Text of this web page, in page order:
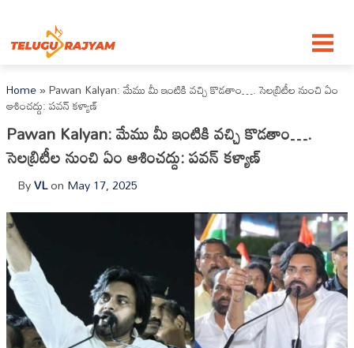
Home»Pawan Kalyan: మేము మీ ఇంటికి వచ్చి కొడతాం…. సెలబ్రిటీల నుంచి ఏం
ఆశించద్దు: పవన్ కళ్యాణ్
Pawan Kalyan: మేము మీ ఇంటికి వచ్చి కొడతాం….
సెలబ్రిటీల నుంచి ఏం ఆశించద్దు: పవన్ కళ్యాణ్
ByVLon May 17, 2025